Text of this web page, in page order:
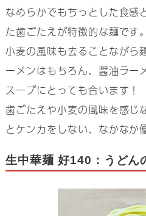
なめらかでもちっとした食感
た歯ごたえが特徴的な麺です。
小麦の風味も去ることながら
ーメンはもちろん、醤油ラー
スープにとっても合います！
歯ごたえや小麦の風味を感じ
とケンカをしない、なかなか
生中華麺 好140：うどん